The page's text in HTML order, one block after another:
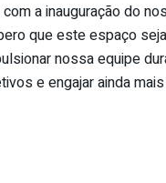
a inauguração do
que este espaço
nossa equipe
e engajar ainda